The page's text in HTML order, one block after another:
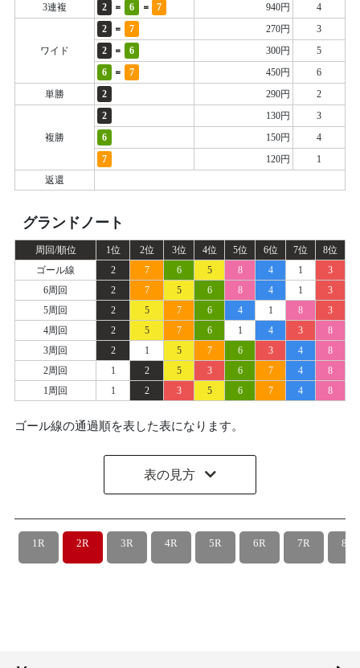
3連複
2 = 6 = 7 940円 4
ワイド
2 = 7 270円
3
2
= 6 300円
5
6
= 7 450円
6
単勝
2 290円 2
複勝
2 130円
3
6
150円
4
7
120円
1
返還
グランドノート
周回/順位 1位 2位 3位 4位 5位 6位 7位
8位
ゴール線
2 7 6 5 8 4 1
3
6周回
2 7 5 6 8 4 1
3
5周回
2 5 7 6 4 1 8
3
4周回
2 5 7 6 1 4 3
8
3周回
2 1 5 7 6 3 4
8
2周回
1 2 5 3 6 7 4
8
1周回
1 2 3 5 6 7 4 8
ゴール線の通過順を表した表になります。
表の見方
1R 2R 3R 4R 5R 6R 7R 8R